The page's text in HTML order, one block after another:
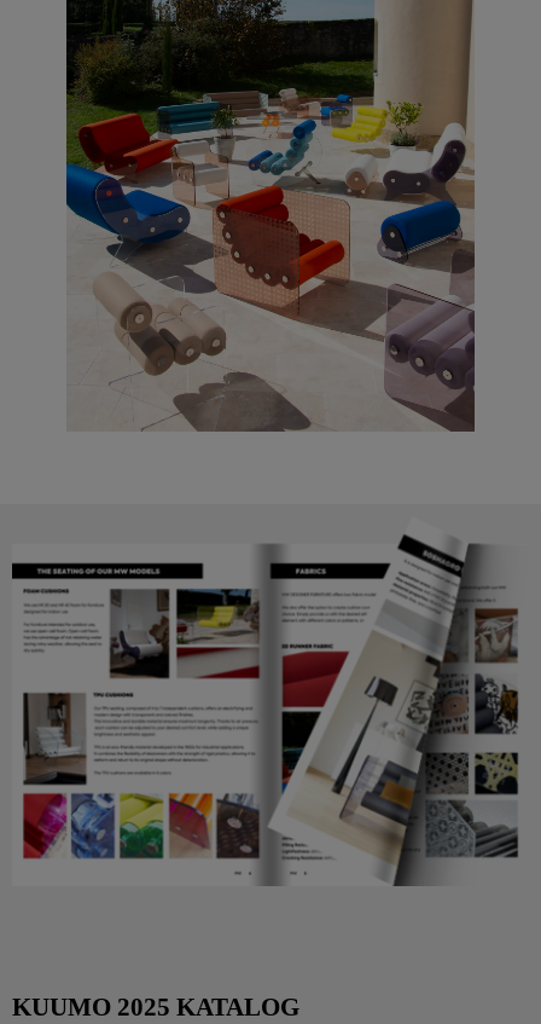
KUUMO 2025 KATALOG